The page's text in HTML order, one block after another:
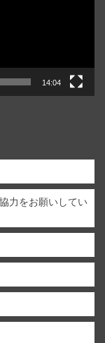
14:04
力をお願いしてい